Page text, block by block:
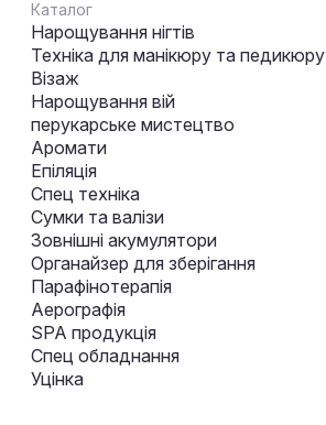
Каталог
Нарощування нігтів
Техніка для манікюру та педикюру
Візаж
Нарощування вій
перукарське мистецтво
Аромати
Епіляція
Спец техніка
Сумки та валізи
Зовнішні акумулятори
Органайзер для зберігання
Парафінотерапія
Аерографія
SPA продукція
Спец обладнання
Уцінка